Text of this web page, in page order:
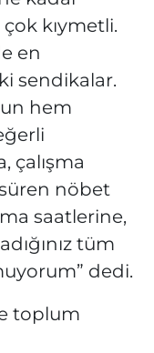
kıymetli.
en
sendikalar.
hem
çalışma
nöbet
saatlerine,
tüm
dedi.
toplum